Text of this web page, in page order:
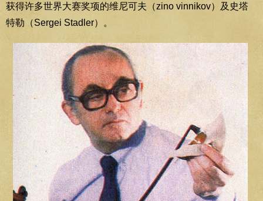
获得许多世界大赛奖项的维尼可夫（zino vinnikov）及史塔
特勒（Sergei Stadler）。